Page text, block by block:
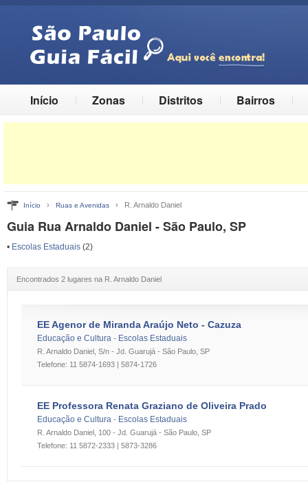
Início Zonas Distritos Bairros
Início › Ruas e Avenidas › R. Arnaldo Daniel
Guia Rua Arnaldo Daniel - São Paulo, SP
• Escolas Estaduais (2)
Encontrados 2 lugares na R. Arnaldo Daniel
EE Agenor de Miranda Araújo Neto - Cazuza
Educação e Cultura - Escolas Estaduais
R. Arnaldo Daniel, S/n - Jd. Guarujá - São Paulo, SP
Telefone: 11 5874-1693 | 5874-1726
EE Professora Renata Graziano de Oliveira Prado
Educação e Cultura - Escolas Estaduais
R. Arnaldo Daniel, 100 - Jd. Guarujá - São Paulo, SP
Telefone: 11 5872-2333 | 5873-3286